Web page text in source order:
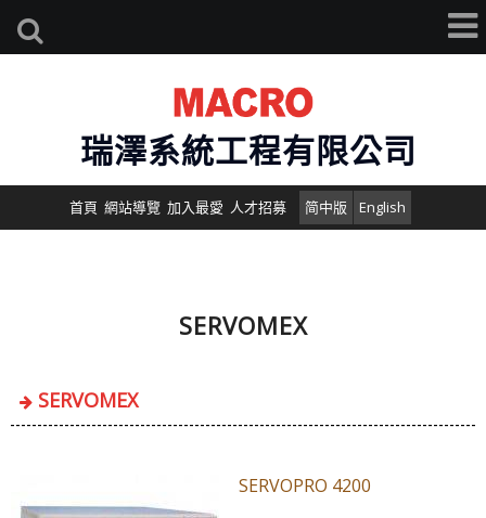
瑞澤系統工程有限公司
首頁 網站導覽 加入最愛 人才招募 简中版 English
SERVOMEX
SERVOMEX
SERVOPRO 4200